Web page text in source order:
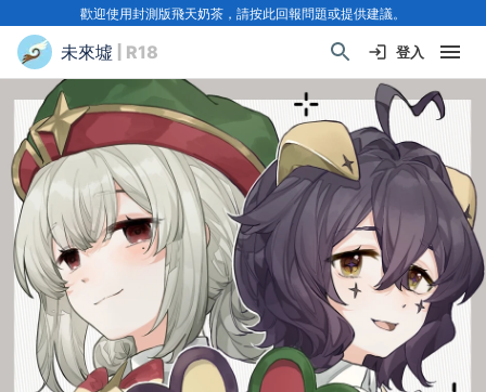
歡迎使用封測版飛天奶茶，請按此回報問題或提供建議。
未來墟 | R18 登入